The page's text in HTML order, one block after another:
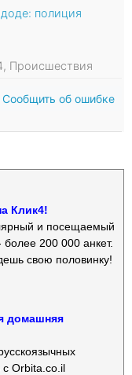
полиция
Происшествия
Сообщить об ошибке
Клик4!
и посещаемый
более 200 000 анкет.
свою половинку!
домашняя
с Orbita.co.il